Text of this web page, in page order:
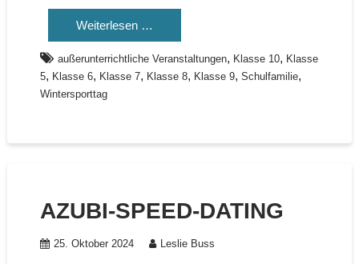
Weiterlesen …
außerunterrichtliche Veranstaltungen, Klasse 10, Klasse
5, Klasse 6, Klasse 7, Klasse 8, Klasse 9, Schulfamilie,
Wintersporttag
AZUBI-SPEED-DATING
25. Oktober 2024 Leslie Buss